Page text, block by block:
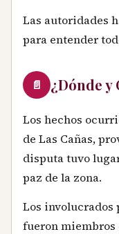
Las autoridades
para entender
📄 ¿Dónde y
Los hechos
de Las Cañas,
disputa tuvo
paz de la zona.
Los involucrados
fueron